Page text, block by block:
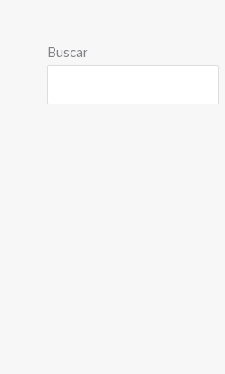
Buscar